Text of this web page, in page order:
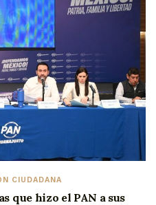
CIUDADANA
que hizo el PAN a sus